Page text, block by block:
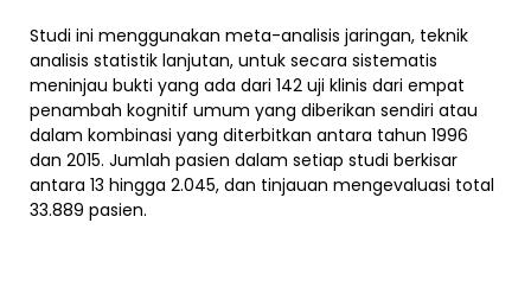
Studi ini menggunakan meta-analisis jaringan, teknik
analisis statistik lanjutan, untuk secara sistematis
meninjau bukti yang ada dari 142 uji klinis dari empat
penambah kognitif umum yang diberikan sendiri atau
dalam kombinasi yang diterbitkan antara tahun 1996
dan 2015. Jumlah pasien dalam setiap studi berkisar
antara 13 hingga 2.045, dan tinjauan mengevaluasi total
33.889 pasien.